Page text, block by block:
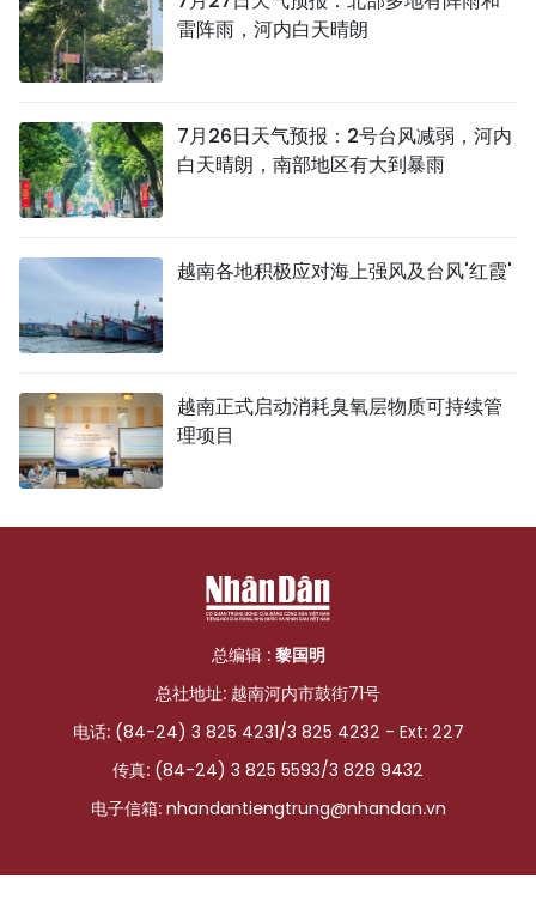
雷阵雨，河内白天晴朗
7月26日天气预报：2号台风减弱，河内
白天晴朗，南部地区有大到暴雨
越南各地积极应对海上强风及台风'红霞'
越南正式启动消耗臭氧层物质可持续管
理项目
总编辑 : 黎国明
总社地址: 越南河内市鼓街71号
电话: (84-24) 3 825 4231/3 825 4232 - Ext: 227
传真: (84-24) 3 825 5593/3 828 9432
电子信箱: nhandantiengtrung@nhandan.vn